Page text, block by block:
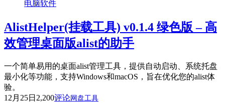
电脑软件
AlistHelper(挂载工具) v0.1.4 绿色版 – 高
效管理桌面版alist的助手
一个简单易用的桌面alist管理工具，提供自动启动、系统托盘
最小化等功能，支持Windows和macOS，旨在优化您的alist体
验。
12月25日 2,200评论网盘工具